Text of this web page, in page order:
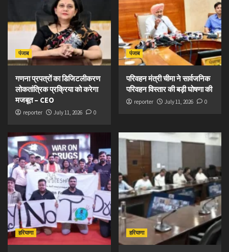
पंजाब
गणना प्रपत्रों का डिजिटलीकरण
लोकतांत्रिक प्रक्रिया को करेगा
मजबूत – CEO
reporter July 11, 2026 0
पंजाब
परिवहन मंत्री चीमा ने सार्वजनिक
परिवहन विस्तार की बड़ी घोषणा की
reporter July 11, 2026 0
हरियाणा हरियाणा